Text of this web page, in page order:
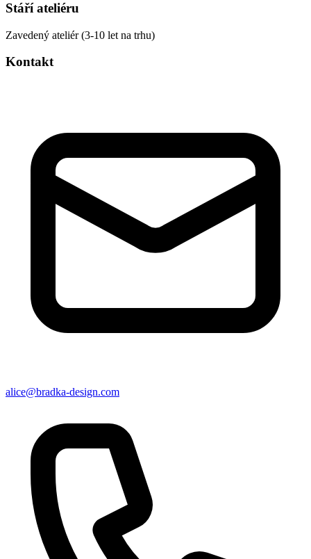
Stáří ateliéru
Zavedený ateliér (3-10 let na trhu)
Kontakt
alice@bradka-design.com